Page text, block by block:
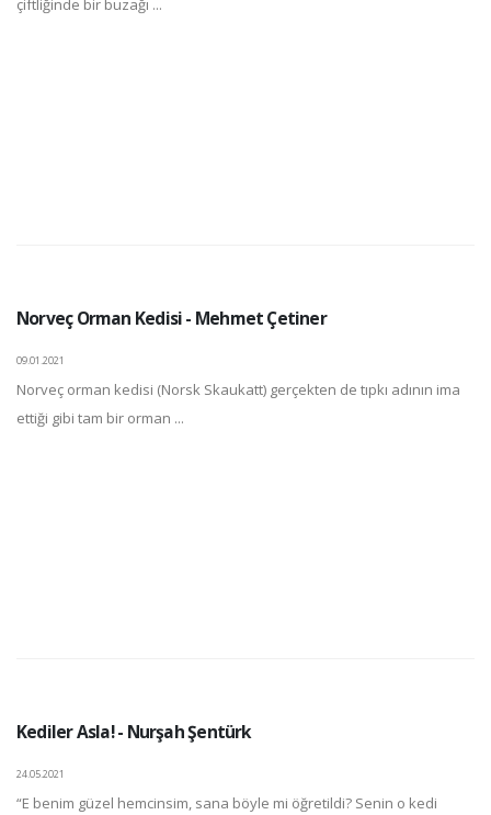
Norveç Orman Kedisi - Mehmet Çetiner
09.01.2021
Norveç orman kedisi (Norsk Skaukatt) gerçekten de tıpkı adının ima
ettiği gibi tam bir orman ...
Kediler Asla! - Nurşah Şentürk
24.05.2021
“E benim güzel hemcinsim, sana böyle mi öğretildi? Senin o kedi